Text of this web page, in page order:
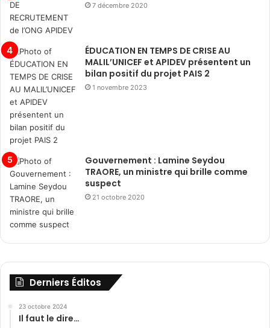
7 décembre 2020
ÉDUCATION EN TEMPS DE CRISE AU
MALIL’UNICEF et APIDEV présentent un
bilan positif du projet PAIS 2
1 novembre 2023
Gouvernement : Lamine Seydou
TRAORE, un ministre qui brille comme
suspect
21 octobre 2020
Derniers Éditos
23 octobre 2024
Il faut le dire…